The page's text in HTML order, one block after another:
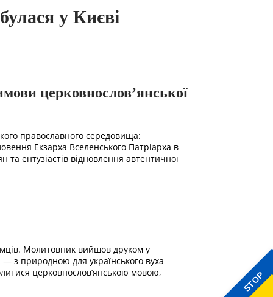
STOP
у Києві
церковнослов’янської
православного середовища:
Екзарха Вселенського Патріарха в
ентузіастів відновлення автентичної
Молитовник вийшов друком у
— з природною для українського вуха
церковнослов’янською мовою,